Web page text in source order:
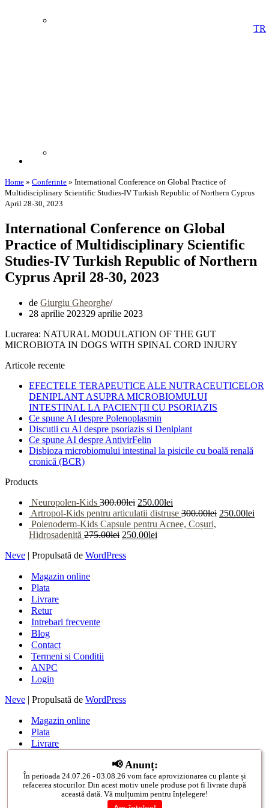
TR
Home » Conferinte » International Conference on Global Practice of
Multidisciplinary Scientific Studies-IV Turkish Republic of Northern Cyprus
April 28-30, 2023
International Conference on Global
Practice of Multidisciplinary Scientific
Studies-IV Turkish Republic of Northern
Cyprus April 28-30, 2023
de Giurgiu Gheorghe
28 aprilie 202329 aprilie 2023
Lucrarea: NATURAL MODULATION OF THE GUT
MICROBIOTA IN DOGS WITH SPINAL CORD INJURY
Articole recente
EFECTELE TERAPEUTICE ALE NUTRACEUTICELOR
DENIPLANT ASUPRA MICROBIOMULUI
INTESTINAL LA PACIENȚII CU PSORIAZIS
Ce spune AI despre Polenoplasmin
Discutii cu AI despre psoriazis si Deniplant
Ce spune AI despre AntivirFelin
Disbioza microbiomului intestinal la pisicile cu boală renală
cronică (BCR)
Products
Neuropolen-Kids 300.00lei 250.00lei
Artropol-Kids pentru articulatii distruse 300.00lei 250.00lei
Polenoderm-Kids Capsule pentru Acnee, Coșuri,
Hidrosadenită 275.00lei 250.00lei
Neve | Propulsată de WordPress
Magazin online
Plata
Livrare
Retur
Intrebari frecvente
Blog
Contact
Termeni si Conditii
ANPC
Login
Neve | Propulsată de WordPress
Magazin online
Plata
Livrare
Blog
Contact
📢 Anunț:
În perioada 24.07.26 - 03.08.26 vom face aprovizionarea cu plante și
refacerea stocurilor. Din acest motiv unele produse pot fi livrate după
această dată. Vă mulțumim pentru înțelegere!